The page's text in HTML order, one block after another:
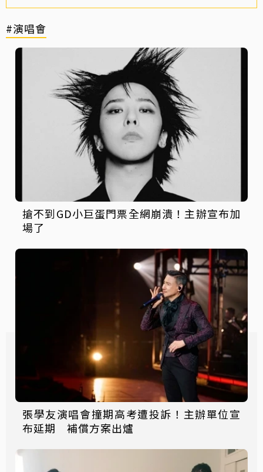
#演唱會
搶不到GD小巨蛋門票全網崩潰！主辦宣布加
場了
張學友演唱會撞期高考遭投訴！主辦單位宣
布延期 補償方案出爐